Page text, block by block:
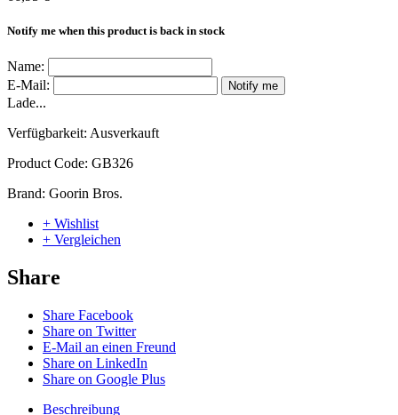
Notify me when this product is back in stock
Name:
E-Mail:
Notify me
Lade...
Verfügbarkeit: Ausverkauft
Product Code: GB326
Brand: Goorin Bros.
+ Wishlist
+ Vergleichen
Share
Share Facebook
Share on Twitter
E-Mail an einen Freund
Share on LinkedIn
Share on Google Plus
Beschreibung